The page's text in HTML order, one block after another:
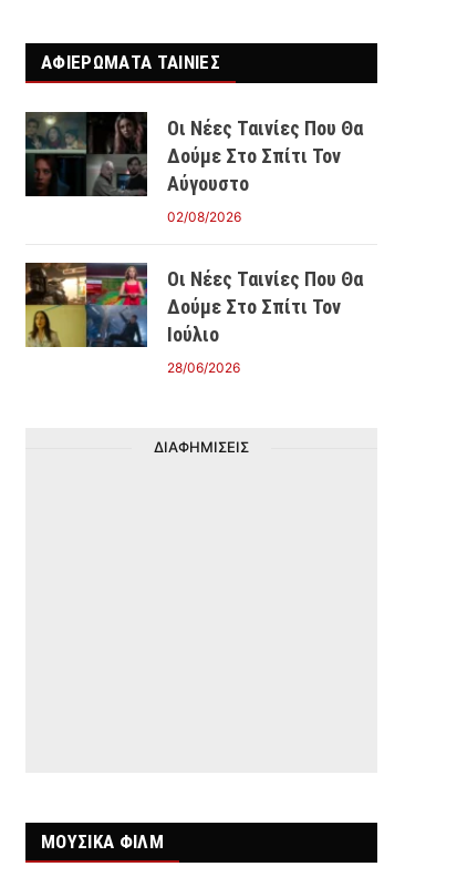
ΑΦΙΕΡΩΜΑΤΑ ΤΑΙΝΊΕΣ
Οι Νέες Ταινίες Που Θα
Δούμε Στο Σπίτι Τον
Αύγουστο
02/08/2026
Οι Νέες Ταινίες Που Θα
Δούμε Στο Σπίτι Τον
Ιούλιο
28/06/2026
ΔΙΑΦΗΜΙΣΕΙΣ
ΜΟΥΣΙΚΑ ΦΙΛΜ